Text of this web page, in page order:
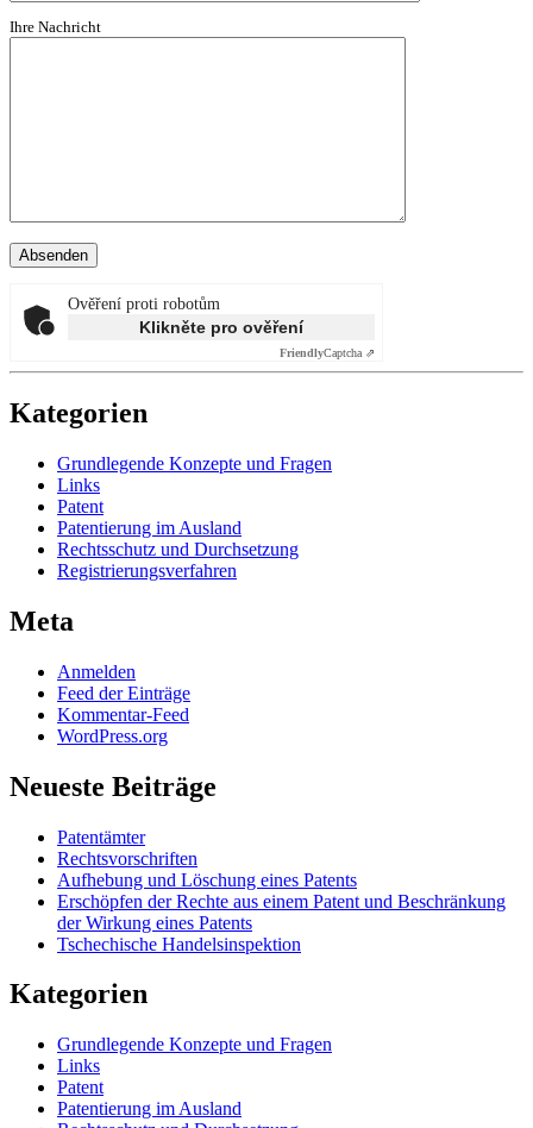
Ihre Nachricht
Ověření proti robotům
Klikněte pro ověření
FriendlyCaptcha ⇗
Kategorien
Grundlegende Konzepte und Fragen
Links
Patent
Patentierung im Ausland
Rechtsschutz und Durchsetzung
Registrierungsverfahren
Meta
Anmelden
Feed der Einträge
Kommentar-Feed
WordPress.org
Neueste Beiträge
Patentämter
Rechtsvorschriften
Aufhebung und Löschung eines Patents
Erschöpfen der Rechte aus einem Patent und Beschränkung
der Wirkung eines Patents
Tschechische Handelsinspektion
Kategorien
Grundlegende Konzepte und Fragen
Links
Patent
Patentierung im Ausland